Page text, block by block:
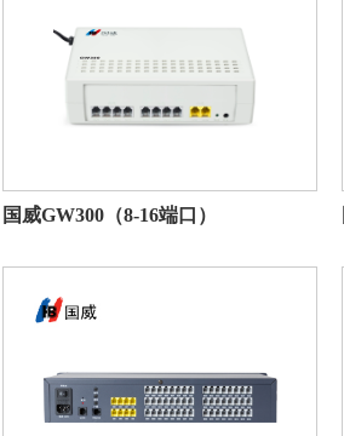
国威GW300（8-16端口）